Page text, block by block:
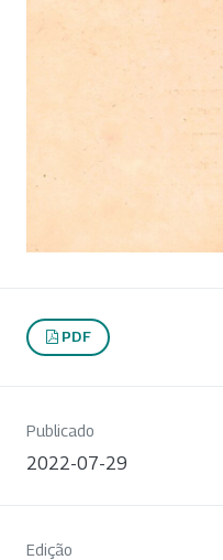
PDF
Publicado
2022-07-29
Edição